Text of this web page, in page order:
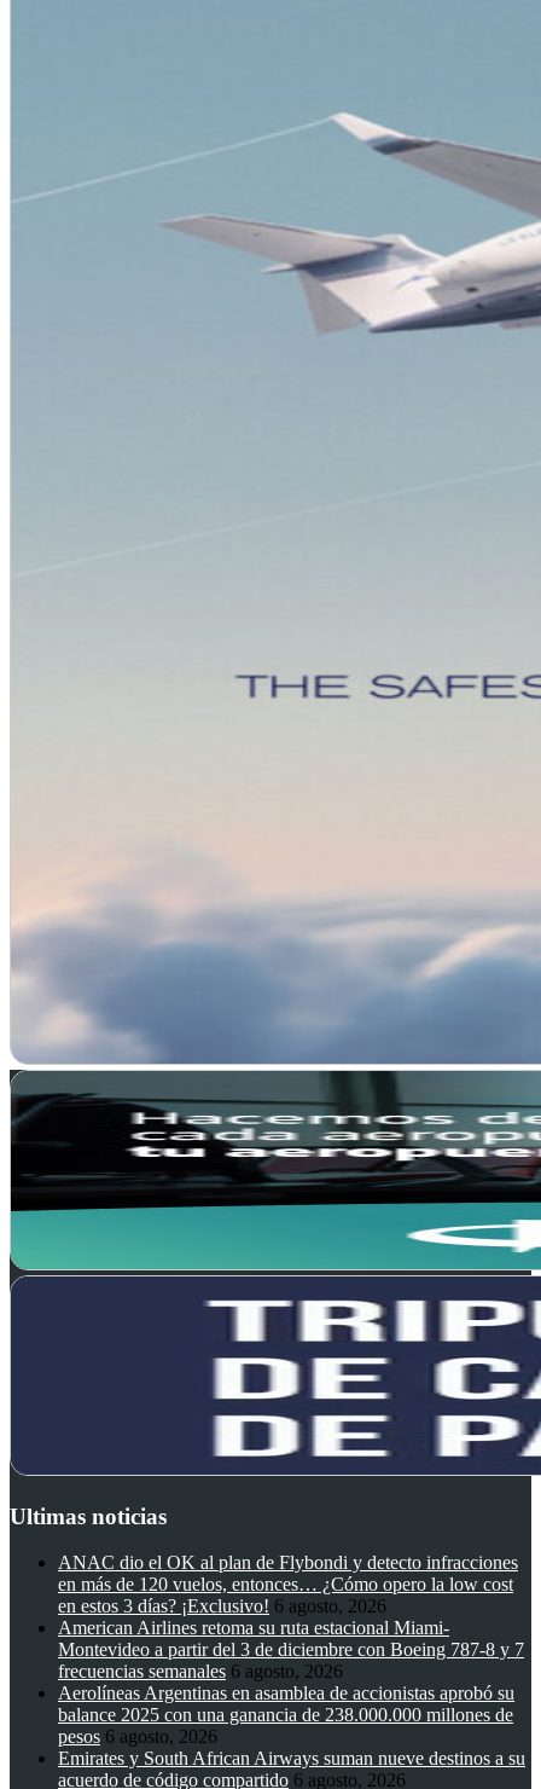
Ultimas noticias
ANAC dio el OK al plan de Flybondi y detecto infracciones
en más de 120 vuelos, entonces… ¿Cómo opero la low cost
en estos 3 días? ¡Exclusivo! 6 agosto, 2026
American Airlines retoma su ruta estacional Miami-
Montevideo a partir del 3 de diciembre con Boeing 787-8 y 7
frecuencias semanales 6 agosto, 2026
Aerolíneas Argentinas en asamblea de accionistas aprobó su
balance 2025 con una ganancia de 238.000.000 millones de
pesos 6 agosto, 2026
Emirates y South African Airways suman nueve destinos a su
acuerdo de código compartido 6 agosto, 2026